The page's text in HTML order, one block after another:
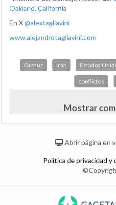
Oakland, California
En X@alextagliavini
www.alejandrotagliavini.com
Ormuz Irán Estados
conflictos
Mostrar
Abrir página en
Política de privacidad y